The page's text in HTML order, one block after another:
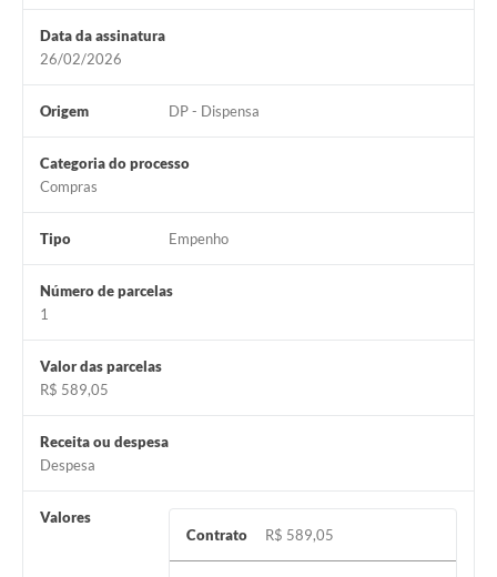
Obras
Conselhos Municipais
Projetos
Contas Públicas
Links
Serviços Online
Telefones Úteis
Enquete
Jornal
Data da assinatura
26/02/2026
Origem DP - Dispensa
Categoria do processo
Compras
Tipo Empenho
Número de parcelas
1
Valor das parcelas
R$ 589,05
Receita ou despesa
Despesa
Valores
Contrato
R$ 589,05